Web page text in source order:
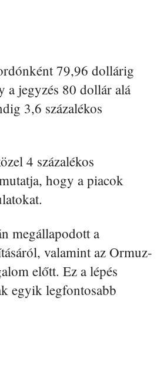
79,96 dollárig
a jegyzés 80 dollár alá
3,6 százalékos
4 százalékos
hogy a piacok
megállapodott a
valamint az Ormuz-
előtt. Ez a lépés
egyik legfontosabb